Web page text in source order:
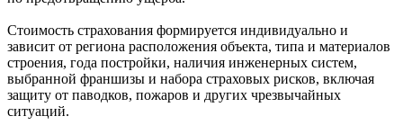
Стоимость страхования формируется индивидуально и
зависит от региона расположения объекта, типа и материалов
строения, года постройки, наличия инженерных систем,
выбранной франшизы и набора страховых рисков, включая
защиту от паводков, пожаров и других чрезвычайных
ситуаций.